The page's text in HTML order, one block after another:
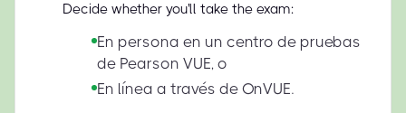
Decide whether you'll take the exam:
En persona en un centro de pruebas
de Pearson VUE, o
En línea a través de OnVUE.